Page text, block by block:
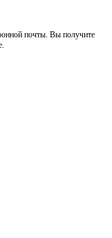
почты. Вы получите